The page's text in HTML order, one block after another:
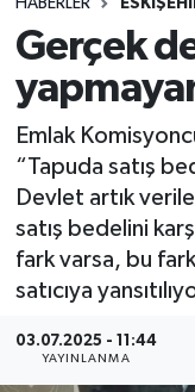
Gerçek
Emlak
“Tapuda satış
Devlet artık
satış bedelini
fark varsa, bu
satıcıya
03.07.2025 - 11:44
YAYINLANMA
Süper Lig
Tüm
Son Dakika
Haber Arşivi